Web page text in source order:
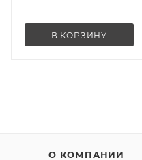
В КОРЗИНУ
О КОМПАНИИ